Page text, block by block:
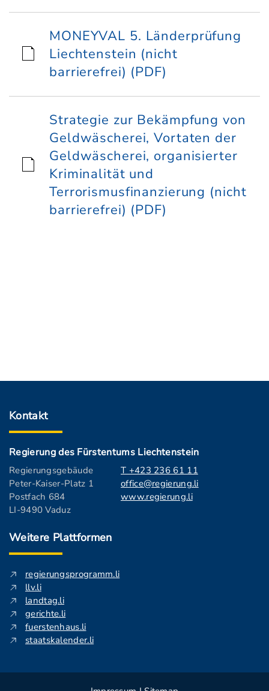
MONEYVAL 5. Länderprüfung
Liechtenstein (nicht
barrierefrei) (PDF)
Strategie zur Bekämpfung von
Geldwäscherei, Vortaten der
Geldwäscherei, organisierter
Kriminalität und
Terrorismusfinanzierung (nicht
barrierefrei) (PDF)
Kontakt
Regierung des Fürstentums Liechtenstein
Regierungsgebäude
Peter-Kaiser-Platz 1
Postfach 684
LI-9490 Vaduz
T +423 236 61 11
office@regierung.li
www.regierung.li
Weitere Plattformen
regierungsprogramm.li
llv.li
landtag.li
gerichte.li
fuerstenhaus.li
staatskalender.li